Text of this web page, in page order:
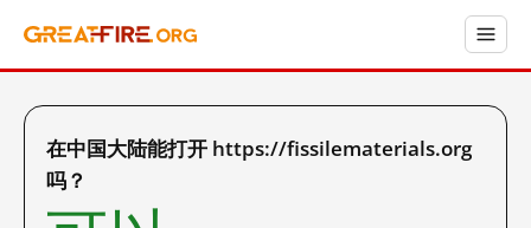
在中国大陆能打开 https://fissilematerials.org
吗？